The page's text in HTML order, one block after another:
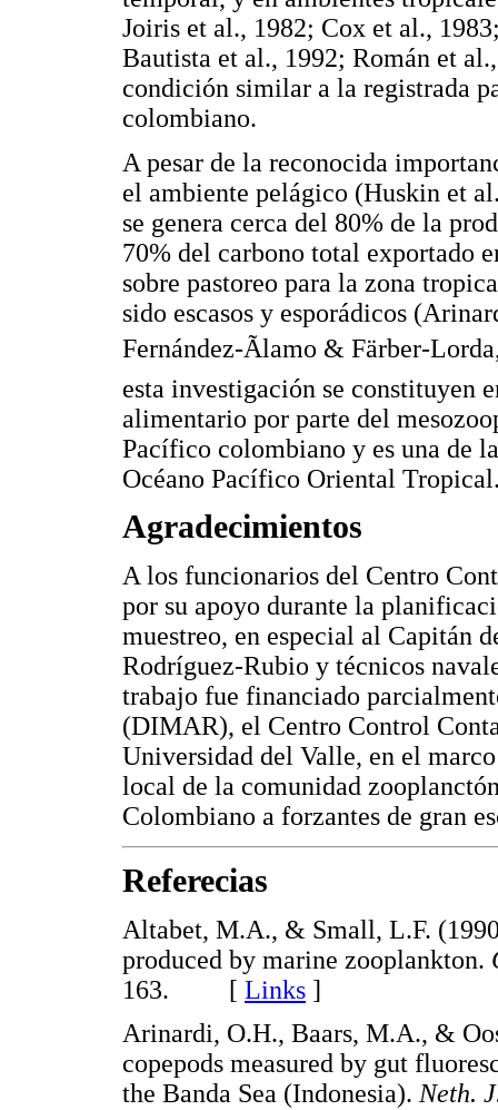
Joiris et al., 1982; Cox et al.,
Bautista et al., 1992; Román et
condición similar a la registrada
colombiano.
A pesar de la reconocida
el ambiente pelágico (Huskin et
se genera cerca del 80% de la
70% del carbono total exportado
sobre pastoreo para la zona
sido escasos y esporádicos
Fernández-Ãlamo & Färber-
esta investigación se constituyen
alimentario por parte del
Pacífico colombiano y es una de
Océano Pacífico Oriental
Agradecimientos
A los funcionarios del Centro
por su apoyo durante la
muestreo, en especial al Capitán
Rodríguez-Rubio y técnicos
trabajo fue financiado
(DIMAR), el Centro Control
Universidad del Valle, en el
local de la comunidad
Colombiano a forzantes de gran
Referecias
Altabet, M.A., & Small, L.F.
produced by marine zooplankton.
163. [ Links ]
Arinardi, O.H., Baars, M.A., &
copepods measured by gut
the Banda Sea (Indonesia). Neth.